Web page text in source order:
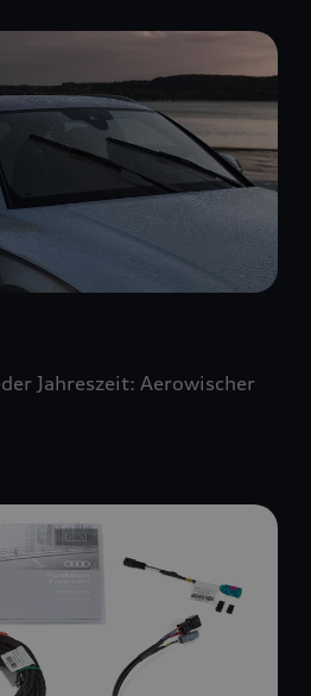
Jahreszeit: Aerowischer